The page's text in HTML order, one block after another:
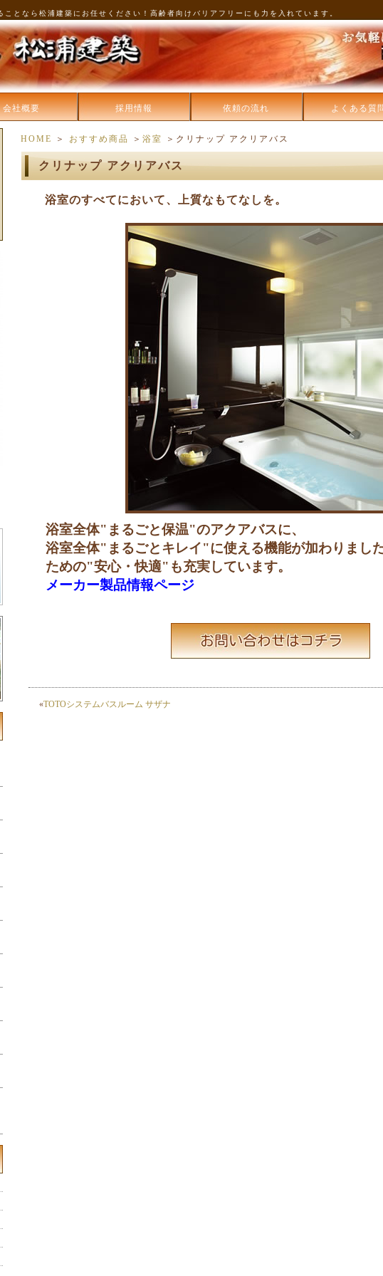
となら松浦建築にお任せください！高齢者向けバリアフリーにも力を入れています。
会社概要 採用情報 依頼の流れ よくある質
HOME ＞ おすすめ商品 ＞ 浴室 ＞クリナップ アクリアバス
クリナップ アクリアバス
浴室のすべてにおいて、上質なもてなしを。
浴室全体"まるごと保温"のアクアバスに、
浴室全体"まるごとキレイ"に使える機能が加わりまし
ための"安心・快適"も充実しています。
メーカー製品情報ページ
«TOTOシステムバスルーム サザナ